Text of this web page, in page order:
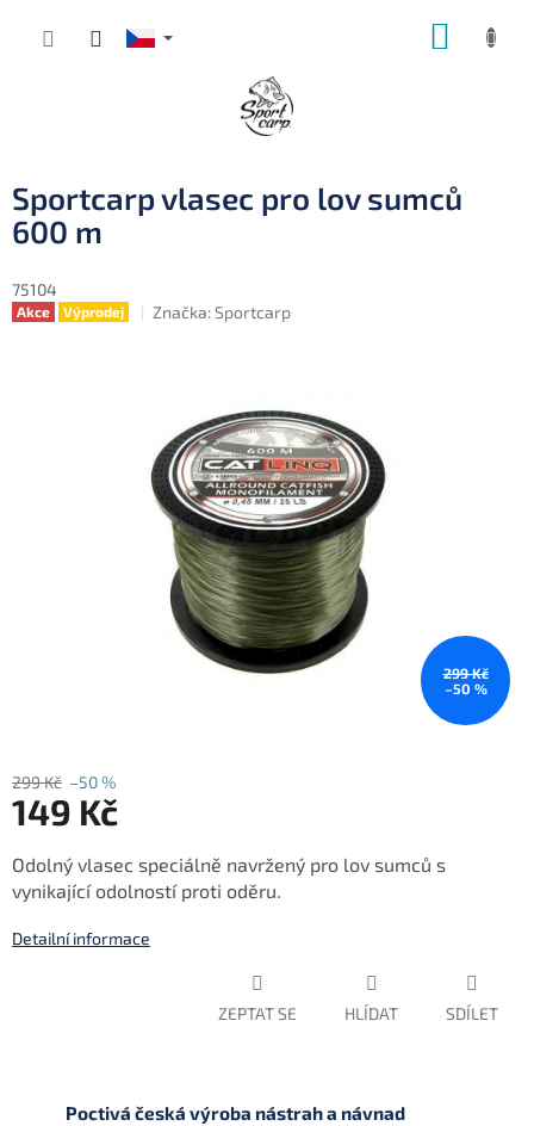
Sportcarp vlasec pro lov sumců
600 m
75104
Akce Výprodej Značka:Sportcarp
299 Kč
–50 %
299 Kč –50 %
149 Kč
cena:
Odolný vlasec speciálně navržený pro lov sumců s
vynikající odolností proti oděru.
Detailní informace
ZEPTAT SE HLÍDAT SDÍLET
Poctivá česká výroba nástrah a návnad